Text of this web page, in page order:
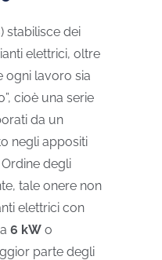
) stabilisce dei
elettrici, oltre
ogni lavoro sia
cioè una serie
da un
negli appositi
degli
tale onere non
elettrici con
6 kW o
parte degli